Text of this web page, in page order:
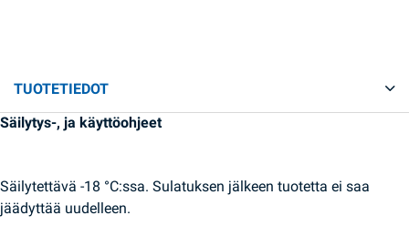
TUOTETIEDOT
Säilytys-, ja käyttöohjeet
Säilytettävä -18 °C:ssa. Sulatuksen jälkeen tuotetta ei saa
jäädyttää uudelleen.